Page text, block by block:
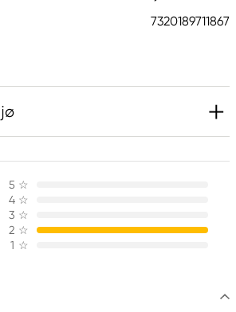
7320189711867
5 ☆
4 ☆
3 ☆
2 ☆
1 ☆